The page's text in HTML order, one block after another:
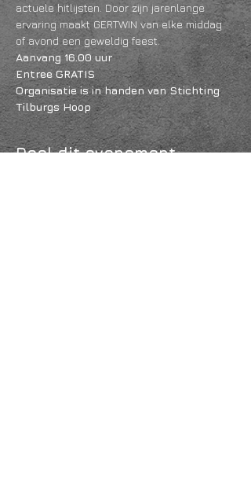
actuele hitlijsten. Door zijn jarenlange
ervaring maakt GERTWIN van elke middag
of avond een geweldig feest.
Aanvang 16.00 uur
Entree GRATIS
Organisatie is in handen van Stichting
Tilburgs Hoop
Deel dit evenement